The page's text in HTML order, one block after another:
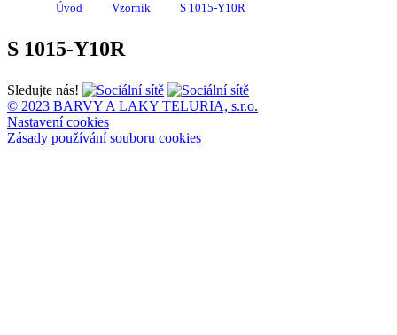
Úvod Vzorník S 1015-Y10R
S 1015-Y10R
Sledujte nás!
© 2023 BARVY A LAKY TELURIA, s.r.o.
Nastavení cookies
Zásady používání souboru cookies